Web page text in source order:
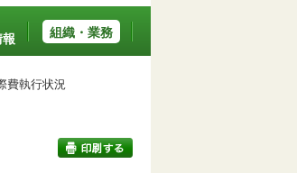
組織・業務
費執行状況